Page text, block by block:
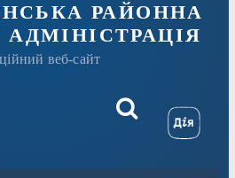
РАЙОННА
веб-сайт